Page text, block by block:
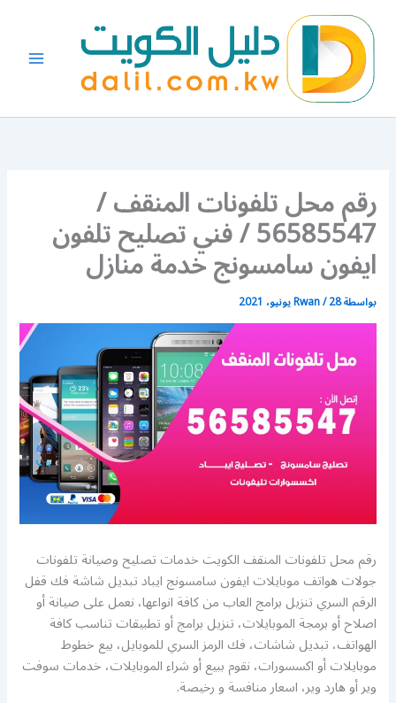
المحتوى
رقم محل تلفونات المنقف /
56585547 / فني تصليح تلفون
ايفون سامسونج خدمة منازل
بواسطة Rwan/28 يونيو، 2021
رقم محل تلفونات المنقف الكويت خدمات تصليح وصيانة تلفونات
جولات هواتف موبايلات ايفون سامسونج ايباد تبديل شاشة فك قفل
الرقم السري تنزيل برامج العاب من كافة انواعها، نعمل على صيانة أو
اصلاح أو برمجة الموبايلات، تنزيل برامج أو تطبيقات تناسب كافة
الهواتف، تبديل شاشات، فك الرمز السري للموبايل، بيع خطوط
موبايلات أو اكسسورات، نقوم ببيع أو شراء الموبايلات، خدمات سوفت
وير أو هارد وير، اسعار منافسة و رخيصة.